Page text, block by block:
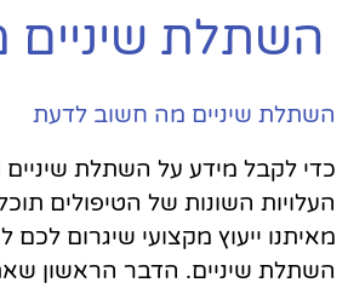
השתלת שיניים
השתלת שיניים מה חשוב לדעת
כדי לקבל מידע על השתלת שיניים
העלויות השונות של הטיפולים
מאיתנו ייעוץ מקצועי שיגרום לכם
השתלת שיניים. הדבר הראשון